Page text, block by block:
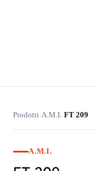
Prodotti›A.M.I.›FT 209
A.M.I.